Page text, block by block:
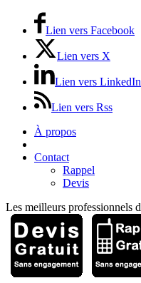
Lien vers Facebook
Lien vers X
Lien vers LinkedIn
Lien vers Rss
À propos
Contact
Rappel
Devis
Les meilleurs professionnels